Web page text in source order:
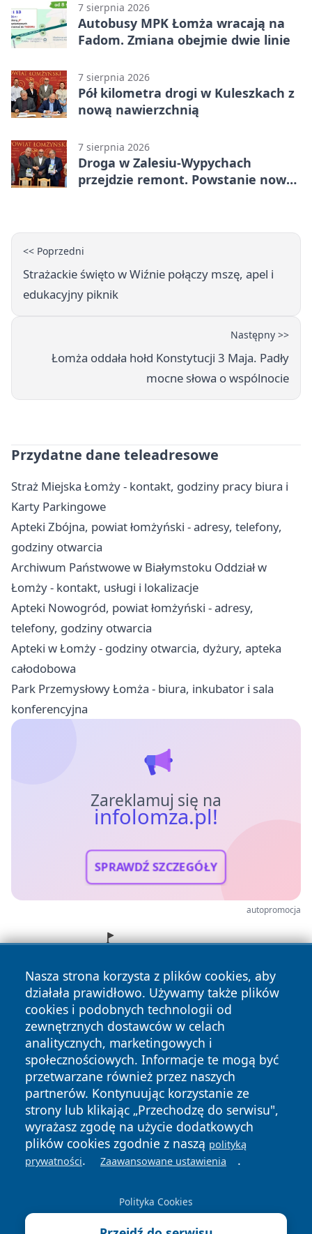
7 sierpnia 2026
Autobusy MPK Łomża wracają na
Fadom. Zmiana obejmie dwie linie
7 sierpnia 2026
Pół kilometra drogi w Kuleszkach z
nową nawierzchnią
7 sierpnia 2026
Droga w Zalesiu-Wypychach
przejdzie remont. Powstanie nowa
<< Poprzedni
Strażackie święto w Wiźnie połączy mszę, apel i
edukacyjny piknik
Następny >>
Łomża oddała hołd Konstytucji 3 Maja. Padły
mocne słowa o wspólnocie
Przydatne dane teleadresowe
Straż Miejska Łomży - kontakt, godziny pracy biura i
Karty Parkingowe
Apteki Zbójna, powiat łomżyński - adresy, telefony,
godziny otwarcia
Archiwum Państwowe w Białymstoku Oddział w
Łomży - kontakt, usługi i lokalizacje
Apteki Nowogród, powiat łomżyński - adresy,
telefony, godziny otwarcia
Apteki w Łomży - godziny otwarcia, dyżury, apteka
całodobowa
Park Przemysłowy Łomża - biura, inkubator i sala
konferencyjna
Zareklamuj się na
infolomza.pl!
SPRAWDŹ SZCZEGÓŁY
autopromocja
Nasza strona korzysta z plików cookies, aby
działała prawidłowo. Używamy także plików
cookies i podobnych technologii od
zewnętrznych dostawców w celach
analitycznych, marketingowych i
społecznościowych. Informacje te mogą być
przetwarzane również przez naszych
partnerów. Kontynuując korzystanie ze
strony lub klikając „Przechodzę do serwisu",
wyrażasz zgodę na użycie dodatkowych
plików cookies zgodnie z naszą polityką
prywatności. Zaawansowane ustawienia .
Polityka Cookies
Copyright © 2026 infolomza.pl Wszystkie prawa zastrzeżone.
News Autorzy
Polityka
Prywatności
Polityka
Cookies